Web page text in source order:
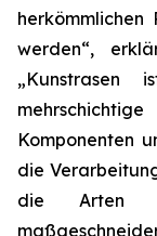
werden“,
Komponenten
die
die Arten